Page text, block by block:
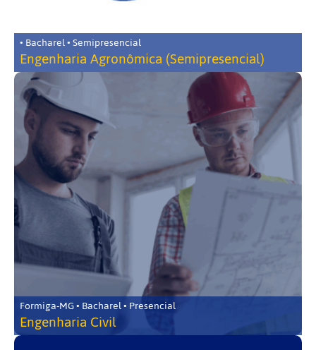
• Bacharel • Semipresencial
Engenharia Agronômica (Semipresencial)
Formiga-MG • Bacharel • Presencial
Engenharia Civil